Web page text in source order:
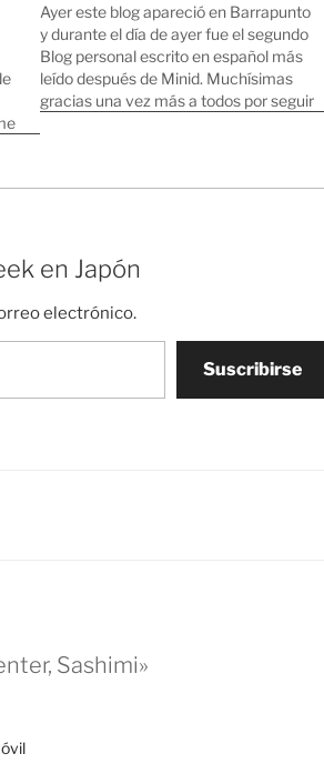
Ayer este blog apareció en Barrapunto
y durante el día de ayer fue el segundo
Blog personal escrito en español más
leído después de Minid. Muchísimas
gracias una vez más a todos por seguir
en Japón
electrónico.
Suscribirse
Sashimi»